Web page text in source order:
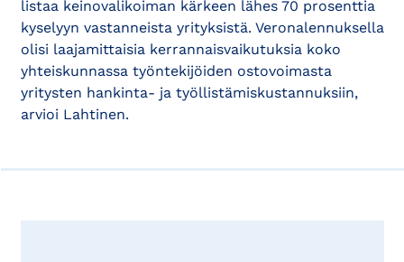
listaa keinovalikoiman kärkeen lähes 70 prosenttia
kyselyyn vastanneista yrityksistä. Veronalennuksella
olisi laajamittaisia kerrannaisvaikutuksia koko
yhteiskunnassa työntekijöiden ostovoimasta
yritysten hankinta- ja työllistämiskustannuksiin,
arvioi Lahtinen.